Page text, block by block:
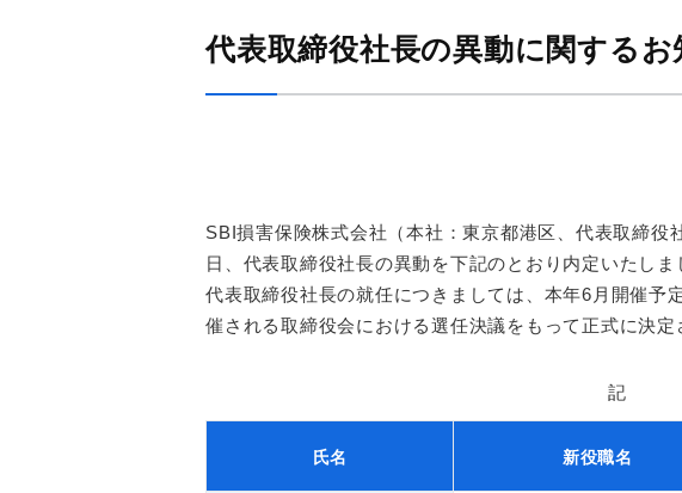
代表取締役社長の異動に関するお
SBI損害保険株式会社（本社：東京都港区、代表取締役
日、代表取締役社長の異動を下記のとおり内定いたし
代表取締役社長の就任につきましては、本年6月開催予
催される取締役会における選任決議をもって正式に決定
記
氏名 新役職名